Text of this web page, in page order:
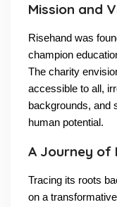
Mission and
Risehand was
champion
The charity
accessible to all,
backgrounds, and
human potential.
A Journey of
Tracing its roots
on a